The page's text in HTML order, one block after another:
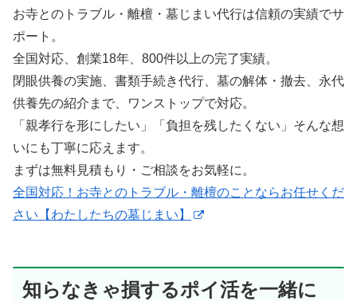
お寺とのトラブル・離檀・墓じまい代行は信頼の実績でサ
ポート。
全国対応、創業18年、800件以上の完了実績。
閉眼供養の実施、書類手続き代行、墓の解体・撤去、永代
供養先の紹介まで、ワンストップで対応。
「親孝行を形にしたい」「負担を残したくない」そんな想
いにも丁寧に応えます。
まずは無料見積もり・ご相談をお気軽に。
全国対応！お寺とのトラブル・離檀のことならお任せくだ
さい【わたしたちの墓じまい】
知らなきゃ損するポイ活を一緒に